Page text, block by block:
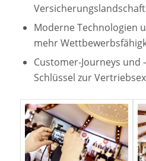
Moderne Technologien
mehr
Customer-Journeys und
Schlüssel zur